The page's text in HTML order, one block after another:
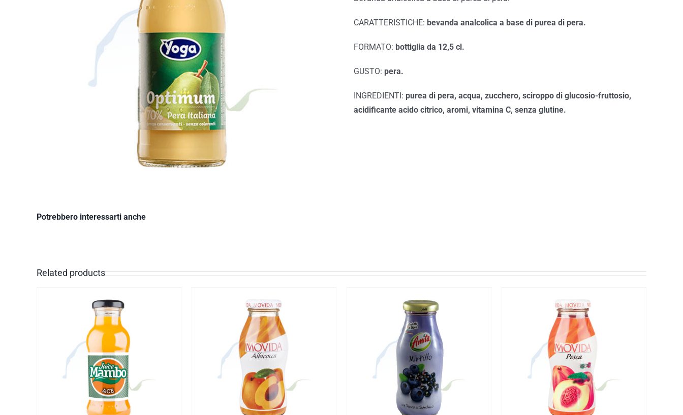
CARATTERISTICHE: bevanda analcolica a base di purea di pera.
FORMATO: bottiglia da 12,5 cl.
GUSTO: pera.
INGREDIENTI: purea di pera, acqua, zucchero, sciroppo di glucosio-fruttosio,
acidificante acido citrico, aromi, vitamina C, senza glutine.
Potrebbero interessarti anche
Related products